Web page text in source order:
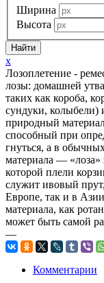
Ширина
Высота
x
Лозоплетение -
лозы: домашней
таких как короба,
сундуки, колыбели)
природный
способный при
гнуться, а в
материала —
которой плели
служит ивовый
Европе, так и в
материала, как
может быть самой
—
Комментарии